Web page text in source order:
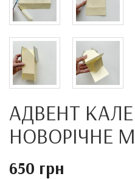
АДВЕНТ
НОВОРІЧНЕ
650 грн